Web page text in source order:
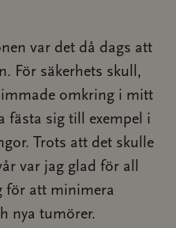
var det då dags att
För säkerhets skull,
omkring i mitt
fästa sig till exempel i
Trots att det skulle
var jag glad för all
för att minimera
nya tumörer.